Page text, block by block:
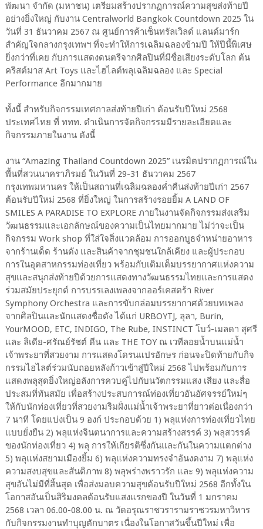
พัฒนา จำกัด (มหาชน) เตรียมสร้างปรากฏการณ์ความสุขส่งท้ายปี
อย่างยิ่งใหญ่ กับงาน Centralworld Bangkok Countdown 2025 ใน
วันที่ 31 ธันวาคม 2567 ณ ศูนย์การค้าเซ็นทรัลเวิลด์ แลนด์มาร์ก
สำคัญใจกลางกรุงเทพฯ ที่จะทำให้การเฉลิมฉลองข้ามปี ให้ปีนี้พิเศษ
ยิ่งกว่าที่เคย กับการแสดงดนตรีจากศิลปินที่มีชื่อเสียงระดับโลก ต้น
คริสต์มาส Art Toys และไฮไลต์พลุเฉลิมฉลอง และ Special
Performance อีกมากมาย
ทั้งนี้ สำหรับกิจกรรมเทศกาลส่งท้ายปีเก่า ต้อนรับปีใหม่ 2568
ประเทศไทย ที่ ททท. ดำเนินการจัดกิจกรรมมีรายละเอียดและ
กิจกรรมภายในงาน ดังนี้
งาน “Amazing Thailand Countdown 2025” เนรมิตปรากฏการณ์ใน
พื้นที่สวนนาคราภิรมย์ ในวันที่ 29-31 ธันวาคม 2567
กรุงเทพมหานคร ให้เป็นสถานที่เฉลิมฉลองค่ำคืนส่งท้ายปีเก่า 2567
ต้อนรับปีใหม่ 2568 ที่ยิ่งใหญ่ ในการสร้างรอยยิ้ม A LAND OF
SMILES A PARADISE TO EXPLORE ภายในงานจัดกิจกรรมส่งเสริม
วัฒนธรรมและเอกลักษณ์ของความเป็นไทยมากมาย ไม่ว่าจะเป็น
กิจกรรม Work shop ที่ใส่ใจสิ่งแวดล้อม การออกบูธจำหน่ายอาหาร
จากร้านเด็ด ร้านดัง และสินค้าจากชุมชนใกล้เคียง และผู้ประกอบ
การในอุตสาหกรรมท่องเที่ยว พร้อมกับเติมเต็มบรรยากาศแห่งความ
สุขและสนุกส่งท้ายปีด้วยการแสดงทางวัฒนธรรมไทยและการแสดง
ร่วมสมัยประยุกต์ การบรรเลงเพลงจากออร์เคสตร้า River
Symphony Orchestra และการขับกล่อมบรรยากาศด้วยบทเพลง
จากศิลปินและนักแสดงชื่อดัง ได้แก่ URBOYTJ, ลุลา, Burin,
YourMOOD, ETC, INDIGO, The Rube, INSTINCT โบว์-เมลดา สุศรี
และ ลิเดีย-ศรัณย์รัชต์ ดีน และ THE TOY ณ เวทีลอยน้ำบนแม่น้ำ
เจ้าพระยาที่สวยงาม การแสดงโดรนแปรอักษร ก่อนจะปิดท้ายกับกิจ
กรรมไฮไลต์ร่วมนับถอยหลังก้าวเข้าสู่ปีใหม่ 2568 ไปพร้อมกับการ
แสดงพลุสุดยิ่งใหญ่อลังการควบคู่ไปกับนวัตกรรมแสง เสียง และสื่อ
ประสมที่ทันสมัย เพื่อสร้างประสบการณ์ท่องเที่ยวอันอัศจรรย์ใหม่ๆ
ให้กับนักท่องเที่ยวที่สวยงามริมฝั่งแม่น้ำเจ้าพระยาที่ยาวต่อเนื่องกว่า
7 นาที โดยแบ่งเป็น 9 องก์ ประกอบด้วย 1) พลุแห่งการท่องเที่ยวไทย
แบบยั่งยืน 2) พลุแห่งจินตนาการและความสร้างสรรค์ 3) พลุสวรรค์
ของนักท่องเที่ยว 4) พลุ การให้เกียรติซึ่งกันและกันในความแตกต่าง
5) พลุแห่งสยามเมืองยิ้ม 6) พลุแห่งความทรงจำอันงดงาม 7) พลุแห่ง
ความสงบสุขและสันติภาพ 8) พลุพร่างพราวรัก และ 9) พลุแห่งความ
สุขอันไม่มีที่สิ้นสุด เพื่อส่งมอบความสุขต้อนรับปีใหม่ 2568 อีกทั้งใน
โอกาสอันเป็นสิริมงคลต้อนรับแสงแรกของปี ในวันที่ 1 มกราคม
2568 เวลา 06.00-08.00 น. ณ วัดอรุณราชวรารามราชวรมหาวิหาร
กับกิจกรรมงานทำบุญตักบาตร เนื่องในโอกาสวันขึ้นปีใหม่ เพื่อ